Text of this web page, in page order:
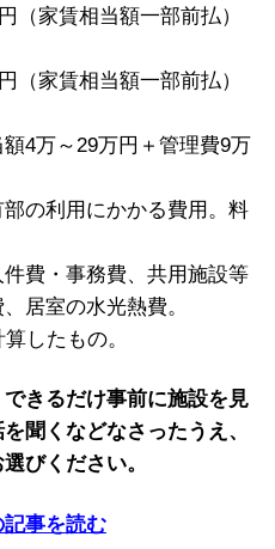
（家賃相当額一部前払）
（家賃相当額一部前払）
4万～29万円＋管理費9万
の利用にかかる費用。料
費・事務費、共用施設等
居室の水光熱費。
したもの。
きるだけ事前に施設を見
聞くなどなさったうえ、
びください。
事を読む